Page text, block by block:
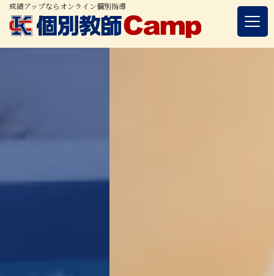
成績アップならオンライン個別指導